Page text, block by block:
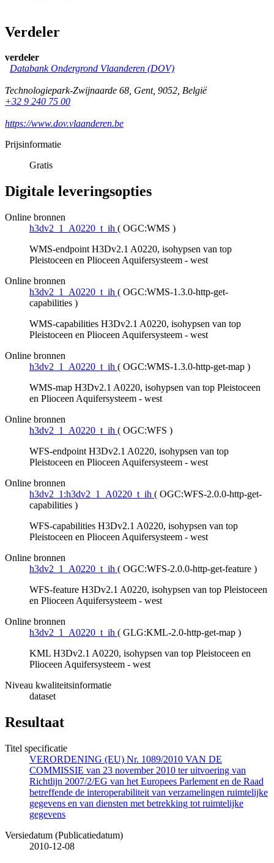
Verdeler
verdeler
Databank Ondergrond Vlaanderen (DOV)
Technologiepark-Zwijnaarde 68, Gent, 9052, België
+32 9 240 75 00
https://www.dov.vlaanderen.be
Prijsinformatie
Gratis
Digitale leveringsopties
Online bronnen
h3dv2_1_A0220_t_ih ( OGC:WMS )
WMS-endpoint H3Dv2.1 A0220, isohypsen van top
Pleistoceen en Plioceen Aquifersysteem - west
Online bronnen
h3dv2_1_A0220_t_ih ( OGC:WMS-1.3.0-http-get-
capabilities )
WMS-capabilities H3Dv2.1 A0220, isohypsen van top
Pleistoceen en Plioceen Aquifersysteem - west
Online bronnen
h3dv2_1_A0220_t_ih ( OGC:WMS-1.3.0-http-get-map )
WMS-map H3Dv2.1 A0220, isohypsen van top Pleistoceen
en Plioceen Aquifersysteem - west
Online bronnen
h3dv2_1_A0220_t_ih ( OGC:WFS )
WFS-endpoint H3Dv2.1 A0220, isohypsen van top
Pleistoceen en Plioceen Aquifersysteem - west
Online bronnen
h3dv2_1:h3dv2_1_A0220_t_ih ( OGC:WFS-2.0.0-http-get-
capabilities )
WFS-capabilities H3Dv2.1 A0220, isohypsen van top
Pleistoceen en Plioceen Aquifersysteem - west
Online bronnen
h3dv2_1_A0220_t_ih ( OGC:WFS-2.0.0-http-get-feature )
WFS-feature H3Dv2.1 A0220, isohypsen van top Pleistoceen
en Plioceen Aquifersysteem - west
Online bronnen
h3dv2_1_A0220_t_ih ( GLG:KML-2.0-http-get-map )
KML H3Dv2.1 A0220, isohypsen van top Pleistoceen en
Plioceen Aquifersysteem - west
Niveau kwaliteitsinformatie
dataset
Resultaat
Titel specificatie
VERORDENING (EU) Nr. 1089/2010 VAN DE
COMMISSIE van 23 november 2010 ter uitvoering van
Richtlijn 2007/2/EG van het Europees Parlement en de Raad
betreffende de interoperabiliteit van verzamelingen ruimtelijke
gegevens en van diensten met betrekking tot ruimtelijke
gegevens
Versiedatum (Publicatiedatum)
2010-12-08